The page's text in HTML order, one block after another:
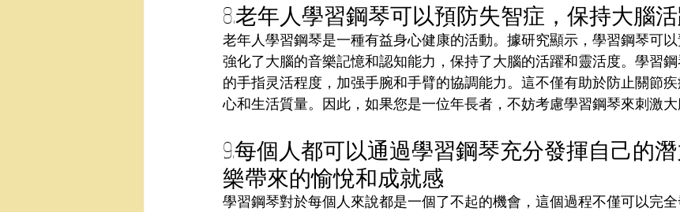
8.老年人學習鋼琴可以預防失智症，保持大腦
老年人學習鋼琴是一種有益身心健康的活動。據研究顯示，學習鋼琴可
強化了大腦的音樂記憶和認知能力，保持了大腦的活躍和靈活度。學習
的手指灵活程度，加强手腕和手臂的協調能力。這不僅有助於防止關節
心和生活質量。因此，如果您是一位年長者，不妨考慮學習鋼琴來刺激大
9.每個人都可以通過學習鋼琴充分發揮自己的
樂帶來的愉悅和成就感
學習鋼琴對於每個人來說都是一個了不起的機會，這個過程不僅可以完